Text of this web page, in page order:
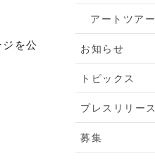
を公
アートツアー
お知らせ
トピックス
プレスリリース
募集